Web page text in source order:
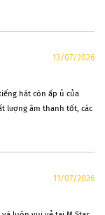
13/07/2026
hát còn ấp ủ của
lượng âm thanh tốt, các
11/07/2026